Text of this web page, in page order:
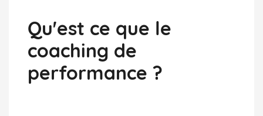
Qu'est ce que le
coaching de
performance ?